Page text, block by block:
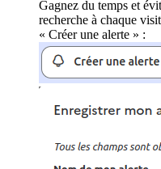
Gagnez du temps et
recherche à chaque
« Créer une alerte » :